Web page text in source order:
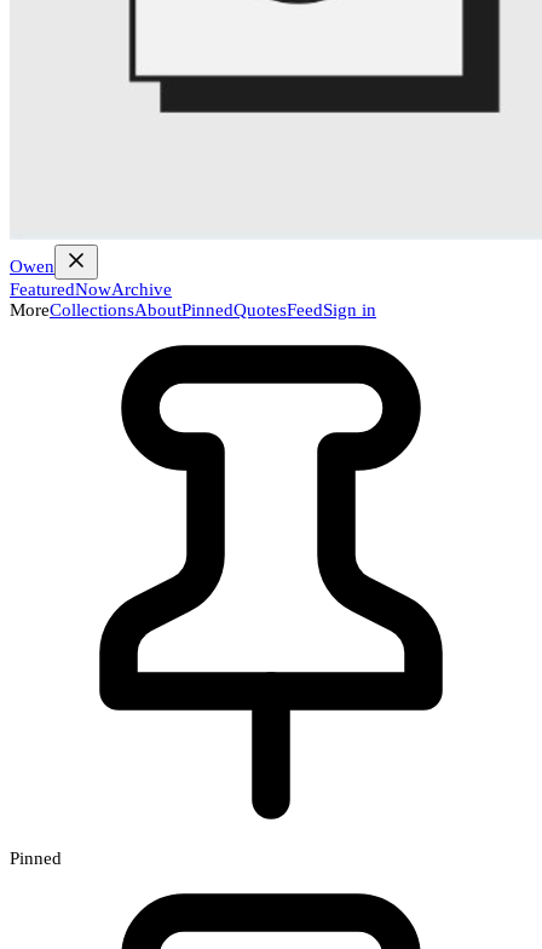
Owen
FeaturedNowArchive
MoreCollectionsAboutPinnedQuotesFeedSign in
Pinned